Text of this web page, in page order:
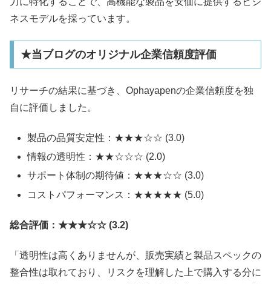
ネスモデルを採っています。
★当ブログのオリジナル企業信頼度評価
リサーチの結果に基づき、Ophayapenの企業信頼度を独
自に評価しました。
製品の品質安定性：★★★☆☆ (3.0)
情報の透明性：★★☆☆☆ (2.0)
サポート体制の期待値：★★★☆☆ (3.0)
コストパフォーマンス：★★★★★ (5.0)
総合評価：★★★☆☆ (3.2)
「透明性は高くありませんが、販売実績と製品スペックの
整合性は取れており、リスクを理解した上で購入する分に